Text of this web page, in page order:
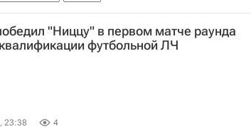
"Ниццу" в первом матче раунда
футбольной ЛЧ
23:38 4